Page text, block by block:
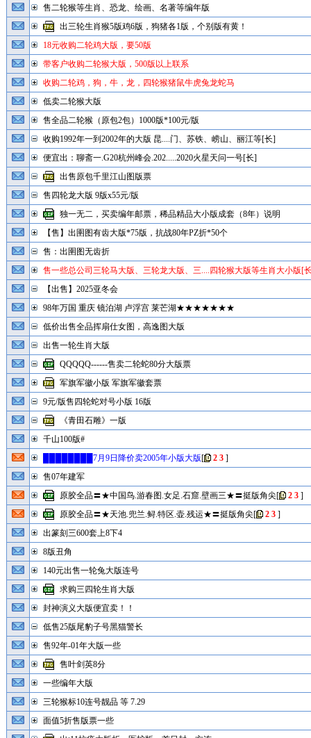
售二轮猴等生肖、恐龙、绘画、名著等编年版
出三轮生肖猴5版鸡6版，狗猪各1版，个别版有黄！
18元收购二轮鸡大版，要50版
带客户收购二轮猴大版，500版以上联系
收购二轮鸡，狗，牛，龙，四轮猴猪鼠牛虎兔龙蛇马
低卖二轮猴大版
售全品二轮猴（原包2包）1000版*100元/版
收购1992年一到2002年的大版 昆....门、苏铁、崂山、丽江等[长]
便宜出：聊斋一.G20杭州峰会.202.....2020火星天问一号[长]
出售原包千里江山图版票
售四轮龙大版 9版x55元/版
独一无二，买卖编年邮票，稀品精品大小版成套（8年）说明
【售】出圉图有齿大版*75版，抗战80年PZ折*50个
售：出圉图无齿折
售一些总公司三轮马大版、三轮龙大版、三....四轮猴大版等生肖大小版[
【出售】2025亚冬会
98年万国 重庆 镜泊湖 卢浮宫 莱芒湖★★★★★★★
低价出售全品挥扇仕女图，高逸图大版
出售一轮生肖大版
QQQQQ------售卖二轮蛇80分大版票
军旗军徽小版 军旗军徽套票
9元/版售四轮蛇对号小版 16版
《青田石雕》一版
千山100版#
████████7月9日降价卖2005年小版大版[ 2 3]
售07年建军
原胶全品〓★中国鸟.游春图.女足.石窟.壁画三★〓挺版角尖[ 2 3]
原胶全品〓★天池.兜兰.鲟.特区.壶.残运★〓挺版角尖[ 2 3]
出篆刻三600套上8下4
8版丑角
140元出售一轮兔大版连号
求购三四轮生肖大版
封神演义大版便宜卖！！
低售25版尾豹子号黑猫警长
售92年-01年大版一些
售叶剑英8分
一些编年大版
三轮猴标10连号靓品 等 7.29
面值5折售版票一些